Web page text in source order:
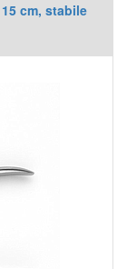
cm, stabile